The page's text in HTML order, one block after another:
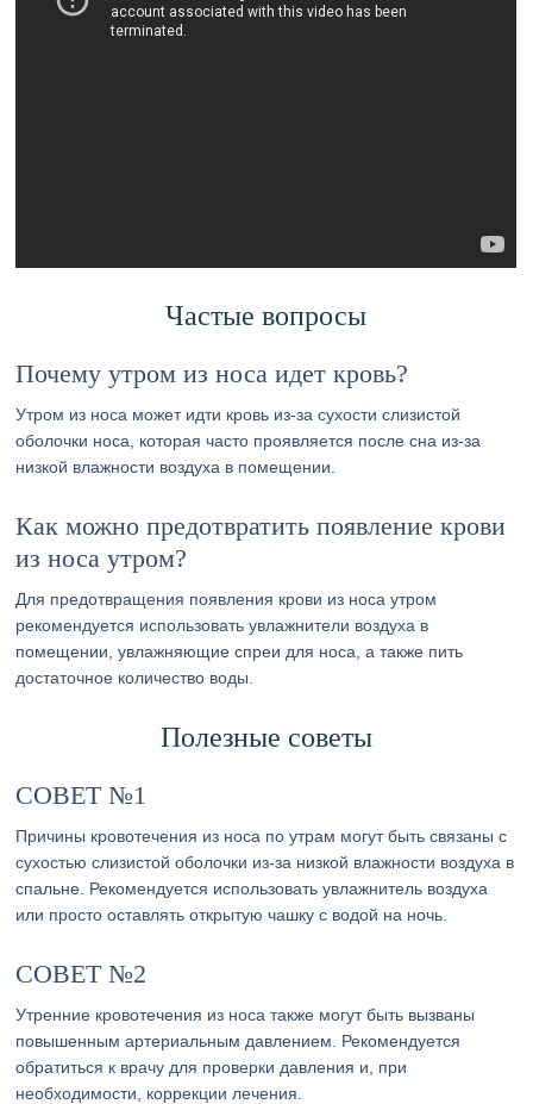
Частые вопросы
Почему утром из носа идет кровь?
Утром из носа может идти кровь из-за сухости слизистой
оболочки носа, которая часто проявляется после сна из-за
низкой влажности воздуха в помещении.
Как можно предотвратить появление крови
из носа утром?
Для предотвращения появления крови из носа утром
рекомендуется использовать увлажнители воздуха в
помещении, увлажняющие спреи для носа, а также пить
достаточное количество воды.
Полезные советы
СОВЕТ №1
Причины кровотечения из носа по утрам могут быть связаны с
сухостью слизистой оболочки из-за низкой влажности воздуха в
спальне. Рекомендуется использовать увлажнитель воздуха
или просто оставлять открытую чашку с водой на ночь.
СОВЕТ №2
Утренние кровотечения из носа также могут быть вызваны
повышенным артериальным давлением. Рекомендуется
обратиться к врачу для проверки давления и, при
необходимости, коррекции лечения.